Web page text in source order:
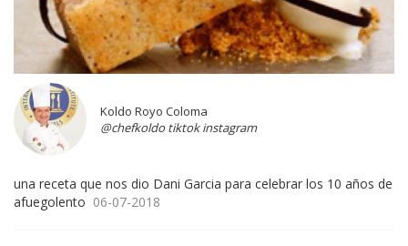
Koldo Royo Coloma
@chefkoldo tiktok instagram
una receta que nos dio Dani Garcia para celebrar los 10 años de
afuegolento 06-07-2018